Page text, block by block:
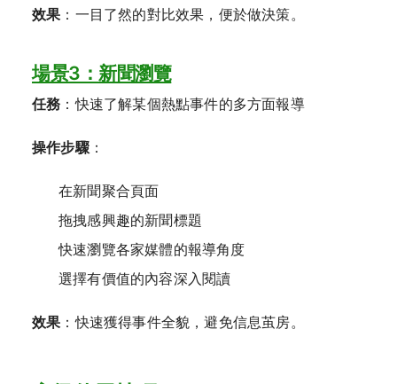
效果 ：一目了然的對比效果，便於做決策。
場景3：新聞瀏覽
任務 ：快速了解某個熱點事件的多方面報導
操作步驟：
在新聞聚合頁面
拖拽感興趣的新聞標題
快速瀏覽各家媒體的報導角度
選擇有價值的內容深入閱讀
效果 ：快速獲得事件全貌，避免信息茧房。